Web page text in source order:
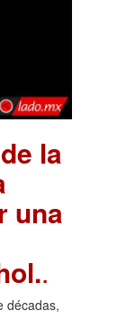
la
una
.
décadas,